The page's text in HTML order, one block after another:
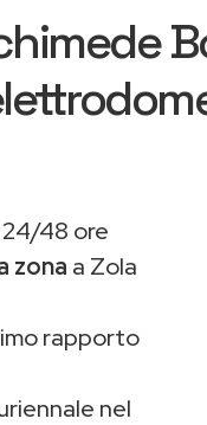
24/48 ore
zona a Zola
rapporto
nel